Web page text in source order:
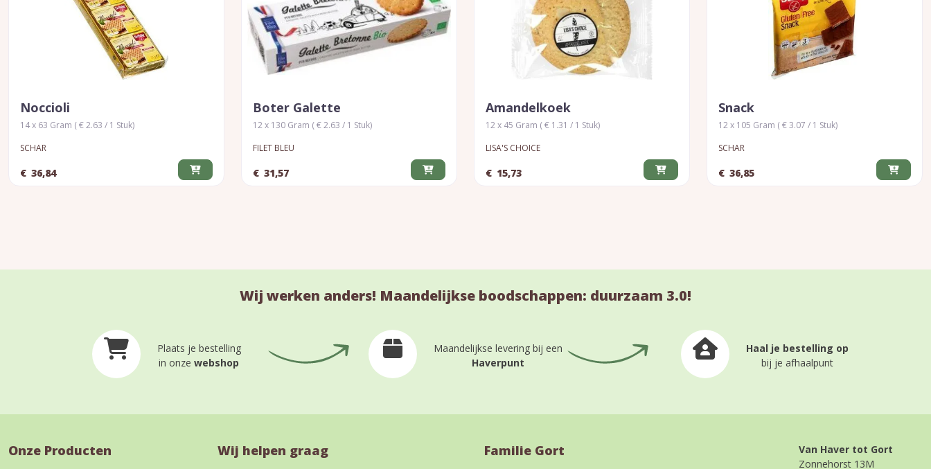
Noccioli
14 x 63 Gram ( € 2.63 / 1 Stuk)
SCHAR
€ 36,84
Boter Galette
12 x 130 Gram ( € 2.63 / 1 Stuk)
FILET BLEU
€ 31,57
Amandelkoek
12 x 45 Gram ( € 1.31 / 1 Stuk)
LISA'S CHOICE
€ 15,73
Snack
12 x 105 Gram ( € 3.07 / 1 Stuk)
SCHAR
€ 36,85
Wij werken anders! Maandelijkse boodschappen: duurzaam 3.0!
Plaats je bestelling
in onze webshop
Maandelijkse levering bij een
Haverpunt
Haal je bestelling op
bij je afhaalpunt
Onze Producten Wij helpen graag Familie Gort
Van Haver tot Gort
Zonnehorst 13M